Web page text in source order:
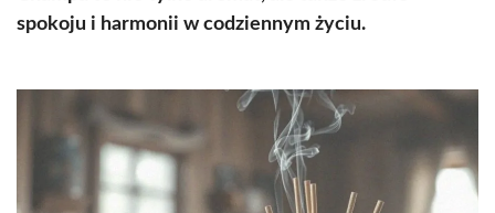
spokoju i harmonii w codziennym życiu.